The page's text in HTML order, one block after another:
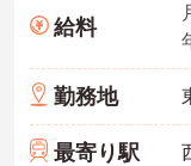
給料
勤務地
最寄り駅